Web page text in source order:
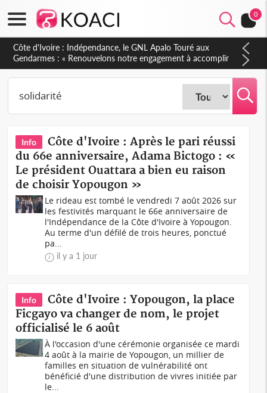
0
Sierra Leone : Un projet de réforme constitutionnelle en
gestation, points clés des amendements, un exclu d'avance
Info
Côte d'Ivoire : Après le pari réussi
du 66e anniversaire, Adama Bictogo : «
Le président Ouattara a bien eu raison
de choisir Yopougon »
Le rideau est tombé le vendredi 7 août 2026 sur
les festivités marquant le 66e anniversaire de
l'Indépendance de la Côte d'Ivoire à Yopougon.
Au terme d'un défilé de trois heures, ponctué
pa...
il y a 1 jour
Info
Côte d'Ivoire : Yopougon, la place
Ficgayo va changer de nom, le projet
officialisé le 6 août
À l'occasion d'une cérémonie organisée ce mardi
4 août à la mairie de Yopougon, un millier de
familles en situation de vulnérabilité ont
bénéficié d'une distribution de vivres initiée par
le...